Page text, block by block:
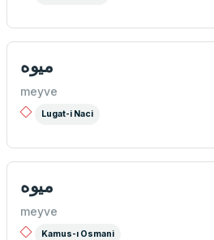
ميوه
meyve
Lugat-i Naci
ميوه
meyve
Kamus-ı Osmani